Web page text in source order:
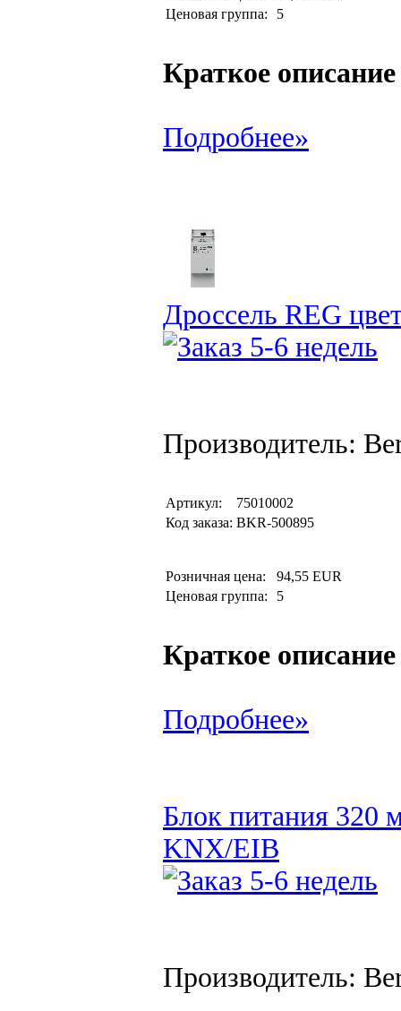
Ценовая группа:
5
Краткое описание
Подробнее»
Дроссель REG
Производитель:
Артикул:
75010002
Код заказа: BKR-500895
Розничная цена:
94,55 EUR
Ценовая группа:
5
Краткое описание
Подробнее»
Блок питания 320
KNX/EIB
Производитель: